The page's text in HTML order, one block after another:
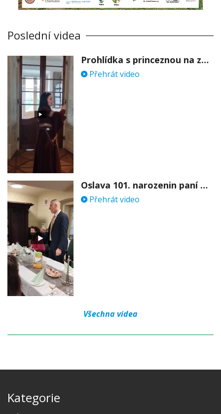
Poslední videa
Prohlídka s princeznou na zámku Stekník
Přehrát video
Oslava 101. narozenin paní Věry Skořepové
Přehrát video
Všechna videa
Kategorie